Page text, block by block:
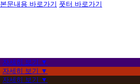
본문내용 바로가기 풋터 바로가기
자세히 보기 ▼
자세히 보기 ▼
자세히 보기 ▼